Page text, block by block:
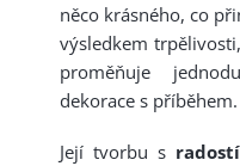
něco krásného, co
výsledkem
proměňuje
dekorace s příběhem.
Její tvorbu s